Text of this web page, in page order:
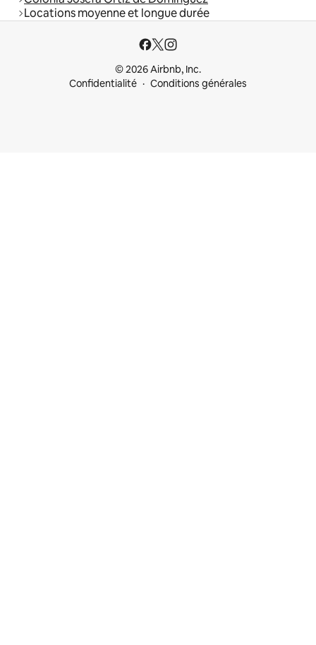
Locations moyenne et longue durée
© 2026 Airbnb, Inc.
Confidentialité
Conditions générales